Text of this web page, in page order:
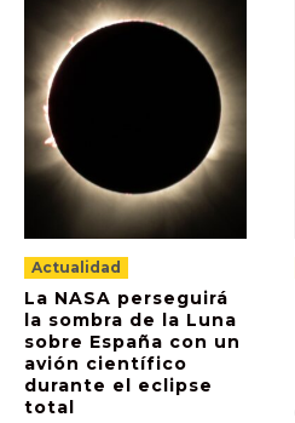
Actualidad
La NASA perseguirá
la sombra de la Luna
sobre España con un
avión científico
durante el eclipse
total